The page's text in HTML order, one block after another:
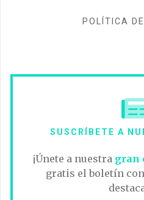
POLÍTICA
SUSCRÍBETE A
¡Únete a nuestra gran
gratis el boletín